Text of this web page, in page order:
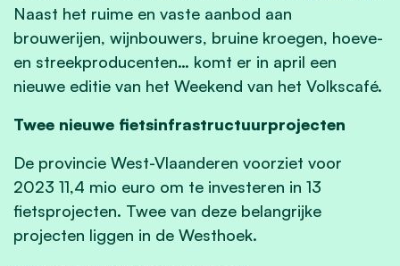
Naast het ruime en vaste aanbod aan
brouwerijen, wijnbouwers, bruine kroegen, hoeve-
en streekproducenten… komt er in april een
nieuwe editie van het Weekend van het Volkscafé.
Twee nieuwe fietsinfrastructuurprojecten
De provincie West-Vlaanderen voorziet voor
2023 11,4 mio euro om te investeren in 13
fietsprojecten. Twee van deze belangrijke
projecten liggen in de Westhoek.